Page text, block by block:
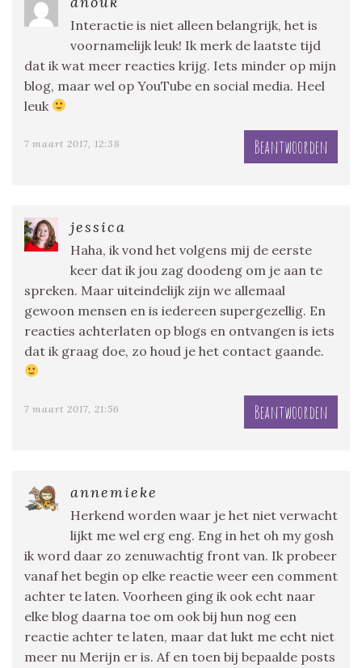
Interactie is niet alleen belangrijk, het is
voornamelijk leuk! Ik merk de laatste tijd
dat ik wat meer reacties krijg. Iets minder op mijn
blog, maar wel op YouTube en social media. Heel
leuk
7 maart 2017, 12:38 Beantwoorden
jessica
Haha, ik vond het volgens mij de eerste
keer dat ik jou zag doodeng om je aan te
spreken. Maar uiteindelijk zijn we allemaal
gewoon mensen en is iedereen supergezellig. En
reacties achterlaten op blogs en ontvangen is iets
dat ik graag doe, zo houd je het contact gaande.
7 maart 2017, 21:56 Beantwoorden
annemieke
Herkend worden waar je het niet verwacht
lijkt me wel erg eng. Eng in het oh my gosh
ik word daar zo zenuwachtig front van. Ik probeer
vanaf het begin op elke reactie weer een comment
achter te laten. Voorheen ging ik ook echt naar
elke blog daarna toe om ook bij hun nog een
reactie achter te laten, maar dat lukt me echt niet
meer nu Merijn er is. Af en toen bij bepaalde posts